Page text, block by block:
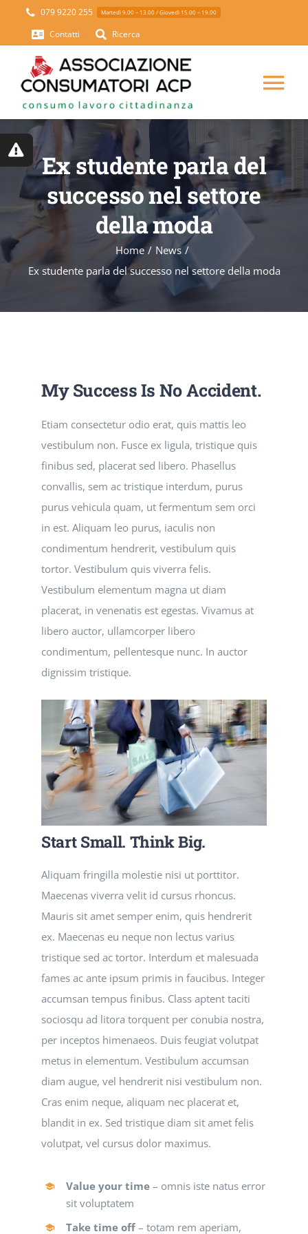
079 9220 255 Martedì 9.00 – 13.00 / Giovedì 15.00 – 19.00
Contatti Ricerca
HOME
CHI SIAMO
SETTORI
PROGETTI
Ex studente parla del
successo nel settore
della moda
Home
News
Ex studente parla del successo nel settore della moda
My Success Is No Accident.
Etiam consectetur odio erat, quis mattis leo
vestibulum non. Fusce ex ligula, tristique quis
finibus sed, placerat sed libero. Phasellus
convallis, sem ac tristique interdum, purus
purus vehicula quam, ut fermentum sem orci
in est. Aliquam leo purus, iaculis non
condimentum hendrerit, vestibulum quis
tortor. Vestibulum quis viverra felis.
Vestibulum elementum magna ut diam
placerat, in venenatis est egestas. Vivamus at
libero auctor, ullamcorper libero
condimentum, pellentesque nunc. In auctor
dignissim tristique.
Start Small. Think Big.
Aliquam fringilla molestie nisi ut porttitor.
Maecenas viverra velit id cursus rhoncus.
Mauris sit amet semper enim, quis hendrerit
ex. Maecenas eu neque non lectus varius
tristique sed ac tortor. Interdum et malesuada
fames ac ante ipsum primis in faucibus. Integer
accumsan tempus finibus. Class aptent taciti
sociosqu ad litora torquent per conubia nostra,
per inceptos himenaeos. Duis feugiat volutpat
metus in elementum. Vestibulum accumsan
diam augue, vel hendrerit nisi vestibulum non.
Cras enim neque, aliquam nec placerat et,
blandit in ex. Sed tristique diam sit amet felis
volutpat, vel cursus dolor maximus.
Value your time – omnis iste natus error
sit voluptatem
Take time off – totam rem aperiam,